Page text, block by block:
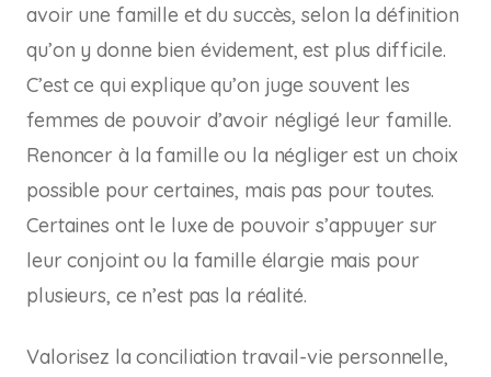
avoir une famille et du succès, selon la définition
qu’on y donne bien évidement, est plus difficile.
C’est ce qui explique qu’on juge souvent les
femmes de pouvoir d’avoir négligé leur famille.
Renoncer à la famille ou la négliger est un choix
possible pour certaines, mais pas pour toutes.
Certaines ont le luxe de pouvoir s’appuyer sur
leur conjoint ou la famille élargie mais pour
plusieurs, ce n’est pas la réalité.
Valorisez la conciliation travail-vie personnelle,